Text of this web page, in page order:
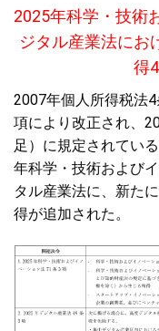
2025年科学・技術
ジタル産業法にお
得
2007年個人所得税法
項により改正され、
足）に規定されてい
年科学・技術および
タル産業法に、新た
得が追加された。